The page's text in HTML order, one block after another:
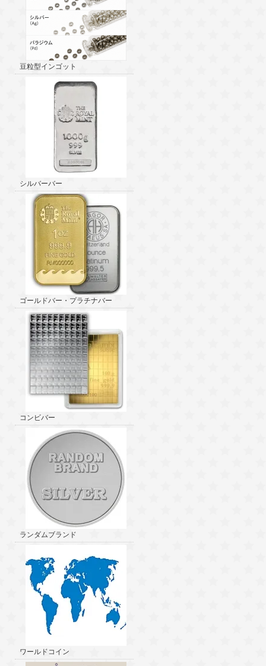
豆粒型インゴット
シルバーバー
ゴールドバー・プラチナバー
コンビバー
ランダムブランド
ワールドコイン